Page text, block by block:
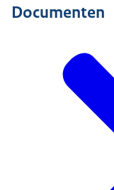
Documenten